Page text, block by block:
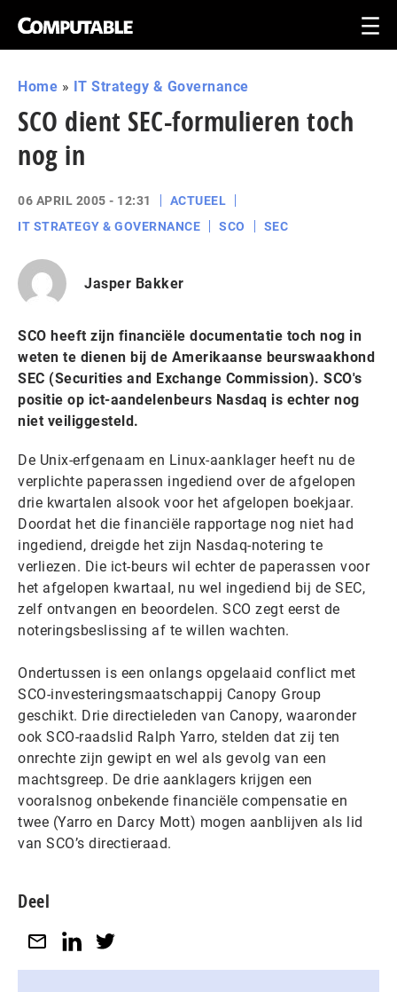
Home » IT Strategy & Governance
SCO dient SEC-formulieren toch
nog in
06 APRIL 2005 - 12:31
ACTUEEL
IT STRATEGY & GOVERNANCE
SCO SEC
Jasper Bakker
SCO heeft zijn financiële documentatie toch nog in
weten te dienen bij de Amerikaanse beurswaakhond
SEC (Securities and Exchange Commission). SCO's
positie op ict-aandelenbeurs Nasdaq is echter nog
niet veiliggesteld.
De Unix-erfgenaam en Linux-aanklager heeft nu de
verplichte paperassen ingediend over de afgelopen
drie kwartalen alsook voor het afgelopen boekjaar.
Doordat het die financiële rapportage nog niet had
ingediend, dreigde het zijn Nasdaq-notering te
verliezen. Die ict-beurs wil echter de paperassen voor
het afgelopen kwartaal, nu wel ingediend bij de SEC,
zelf ontvangen en beoordelen. SCO zegt eerst de
noteringsbeslissing af te willen wachten.
Ondertussen is een onlangs opgelaaid conflict met
SCO-investeringsmaatschappij Canopy Group
geschikt. Drie directieleden van Canopy, waaronder
ook SCO-raadslid Ralph Yarro, stelden dat zij ten
onrechte zijn gewipt en wel als gevolg van een
machtsgreep. De drie aanklagers krijgen een
vooralsnog onbekende financiële compensatie en
twee (Yarro en Darcy Mott) mogen aanblijven als lid
van SCO’s directieraad.
Deel